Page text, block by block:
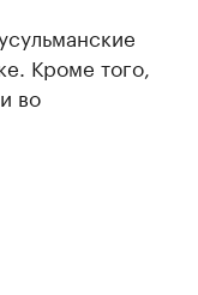
Кроме того,
во